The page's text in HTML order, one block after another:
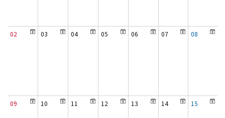
02 03 04 05 06 07 08
09 10 11 12 13 14 15